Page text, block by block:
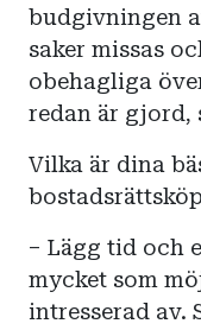
budgivningen
saker missas
obehagliga
redan är gjord,
Vilka är dina
– Lägg tid och
mycket som
intresserad av.